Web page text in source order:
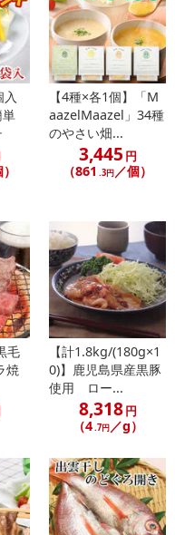
。
かんたん決済）、ソフトバ
イ、AEON Pay、Amazon
イトへ遷移します。
済期限日にお支払いを完
いたうえでお申し込みくだ
商品の発送完了後、配送
品によってご指定できる
います。
指定をご利用いただけませ
入
単
【4種×各1個】「M
aazelMaazel」34種
のやさい畑...
3,445 円
（861 .3円／個）
毛
焼
【計1.8kg/(180g×1
0)】鹿児島県産黒豚
使用 ロー...
8,318円
（4.7円／g）